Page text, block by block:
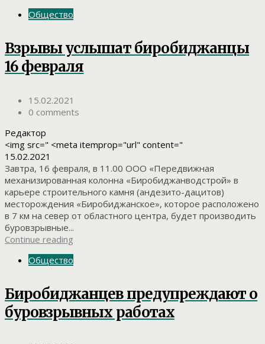
Общество
Взрывы услышат биробиджанцы
16 февраля
15.02.2021
0 comments
Редактор
<img src=" <meta itemprop="url" content="
15.02.2021
Завтра, 16 февраля, в 11.00 ООО «Передвижная
механизированная колонна «Биробиджанводстрой» в
карьере строительного камня (андезито-дацитов)
месторождения «Биробиджанское», которое расположено
в 7 км на север от областного центра, будет производить
буровзрывные...
Continue reading
Общество
Биробиджанцев предупреждают о
буровзрывных работах